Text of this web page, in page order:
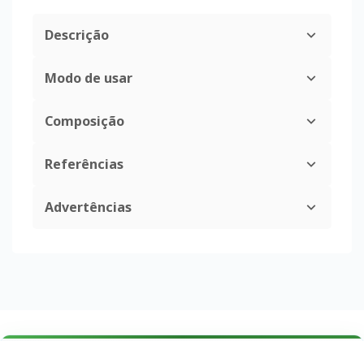
Descrição
Modo de usar
Composição
Referências
Advertências